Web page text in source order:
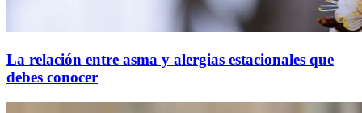
La relación entre asma y alergias estacionales que
debes conocer